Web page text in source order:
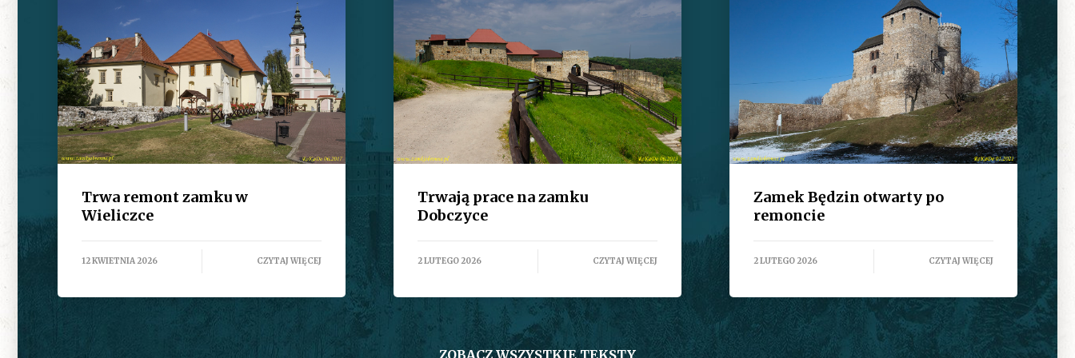
Trwa remont zamku w
Wieliczce
12 KWIETNIA 2026 CZYTAJ WIĘCEJ
Trwają prace na zamku
Dobczyce
2 LUTEGO 2026 CZYTAJ WIĘCEJ
Zamek Będzin otwarty po
remoncie
2 LUTEGO 2026 CZYTAJ WIĘCEJ